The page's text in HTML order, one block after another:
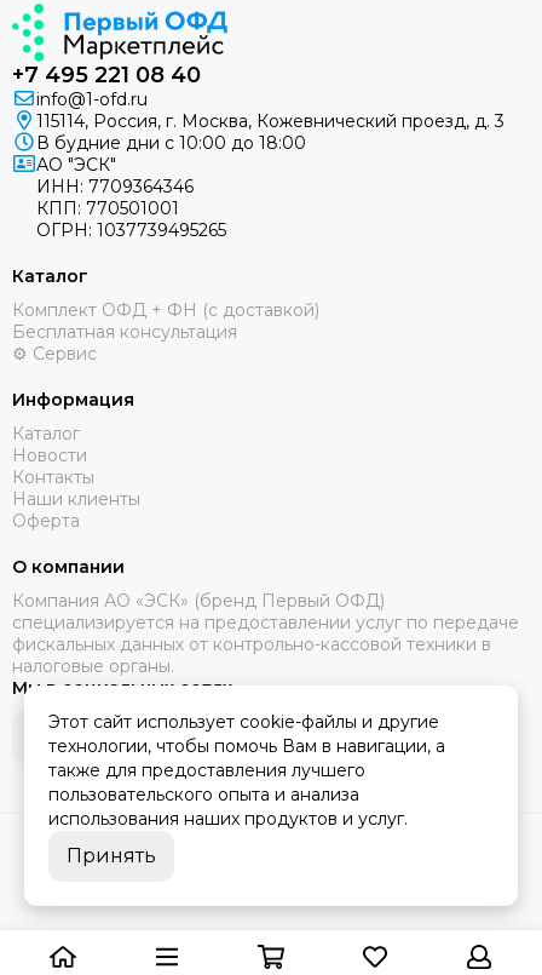
+7 495 221 08 40
info@1-ofd.ru
115114, Россия, г. Москва, Кожевнический проезд, д. 3
В будние дни c 10:00 до 18:00
АО "ЭСК"
ИНН: 7709364346
КПП: 770501001
ОГРН: 1037739495265
Каталог
Комплект ОФД + ФН (с доставкой)
Бесплатная консультация
⚙️ Сервис
Информация
Каталог
Новости
Контакты
Наши клиенты
Оферта
О компании
Компания АО «ЭСК» (бренд Первый ОФД)
специализируется на предоставлении услуг по передаче
фискальных данных от контрольно-кассовой техники в
налоговые органы.
Мы в социальных сетях
2026 © Маркетплейс "Первый ОФД".
Этот сайт использует cookie-файлы и другие
технологии, чтобы помочь Вам в навигации, а
также для предоставления лучшего
пользовательского опыта и анализа
использования наших продуктов и услуг.
Принять